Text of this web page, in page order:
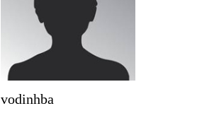
vodinhba